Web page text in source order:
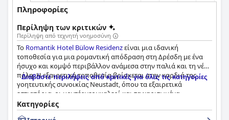
Πληροφορίες
Περίληψη των κριτικών
Περίληψη από τεχνητή νοημοσύνη
Το Romantik Hotel Bülow Residenzείναι μια ιδανική
τοποθεσία για μια ρομαντική απόδραση στη Δρέσδη με ένα
ήσυχο και κομψό περιβάλλον ανάμεσα στην παλιά και τη νέα
πόλη. Η εξαιρετική τοποθεσία βρίσκεται στην καρδιά της
γοητευτικής συνοικίας Neustadt, όπου τα εξαιρετικά
εστιατόρια, οι μοντέρνες γκαλερί και τα χαριτωμένα
καταστήματα βρίσκονται σε απόσταση αναπνοής. Ο πλούσιος
και ποικίλος μπουφές πρωινού είναι εξαιρετικός με
Διαβάστε περιλήψεις από κριτικές για όλες τις κατηγορίες
Κατηγορίες